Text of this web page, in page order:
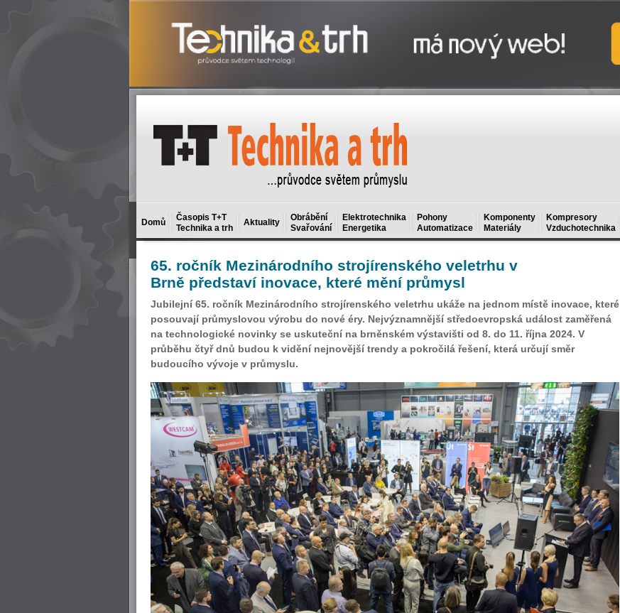
Domů
Časopis T+T
Technika a trh
Aktuality
Obrábění
Svařování
Elektrotechnika
Energetika
Pohony
Automatizace
Komponenty
Materiály
Kompresory
Vzduchotechnika
65. ročník Mezinárodního strojírenského veletrhu v
Brně představí inovace, které mění průmysl
Jubilejní 65. ročník Mezinárodního strojírenského veletrhu ukáže na jednom místě inovace, které
posouvají průmyslovou výrobu do nové éry. Nejvýznamnější středoevropská událost zaměřená
na technologické novinky se uskuteční na brněnském výstavišti od 8. do 11. října 2024. V
průběhu čtyř dnů budou k vidění nejnovější trendy a pokročilá řešení, která určují směr
budoucího vývoje v průmyslu.